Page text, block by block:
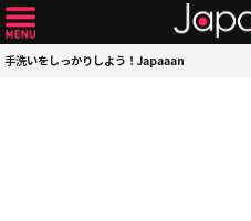
手洗いをしっかりしよう！Japaaan